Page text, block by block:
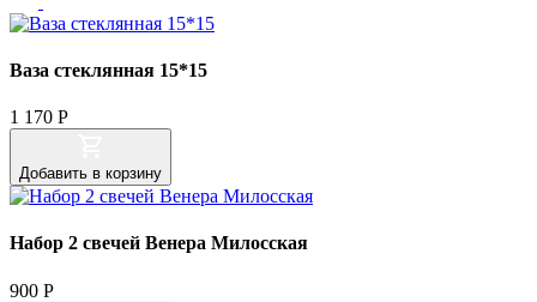
Ваза стеклянная 15*15
1 170 Р
Добавить в корзину
Набор 2 свечей Венера Милосская
900 Р